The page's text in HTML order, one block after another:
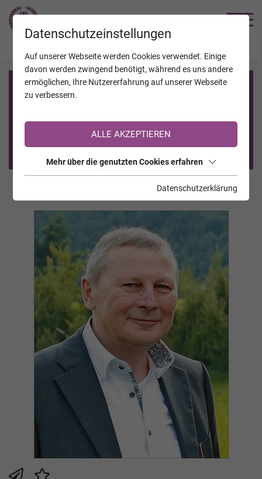
Registrierung auf TrauerHilfe.it
Sie sind noch nicht auf TrauerHilfe.it registriert?
>> zur kostenlosen Registrierung <<
Datenschutzeinstellungen
Auf unserer Webseite werden Cookies verwendet. Einige
davon werden zwingend benötigt, während es uns andere
ermöglichen, Ihre Nutzererfahrung auf unserer Webseite
zu verbessern.
ALLE AKZEPTIEREN
Mehr über die genutzten Cookies erfahren
Datenschutzerklärung
JAHRESTAGE KALENDER VERSTORBENE